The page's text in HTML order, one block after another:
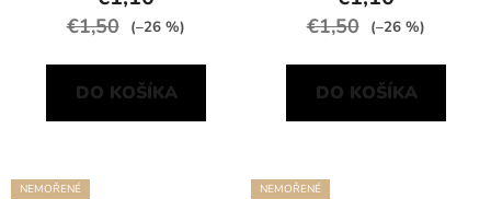
€1,50 (–26 %)
DO KOŠÍKA
€1,50 (–26 %)
DO KOŠÍKA
NEMOŘENÉ NEMOŘENÉ